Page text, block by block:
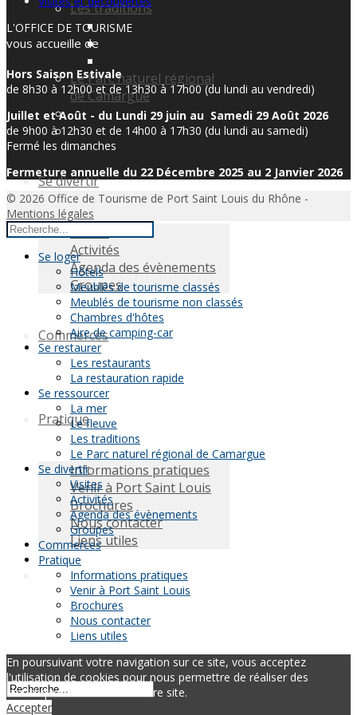
Les traditions
Le Parc naturel régional
de Camargue
Se divertir
Visites
Activités
Agenda des évènements
Groupes
Commerces
Pratique
Informations pratiques
Venir à Port Saint Louis
Brochures
Nous contacter
Liens utiles
L'OFFICE DE TOURISME
vous accueille de
Hors Saison Estivale
de 8h30 à 12h00 et de 13h30 à 17h00 (du lundi au vendredi)
Juillet et Août - du Lundi 29 juin au Samedi 29 Août 2026
de 9h00 à 12h30 et de 14h00 à 17h30 (du lundi au samedi)
Fermé les dimanches
Fermeture annuelle du 22 Décembre 2025 au 2 Janvier 2026
© 2026 Office de Tourisme de Port Saint Louis du Rhône -
Mentions légales
Se loger
Hôtels
Meublés de tourisme classés
Meublés de tourisme non classés
Chambres d'hôtes
Aire de camping-car
Se restaurer
Les restaurants
La restauration rapide
Se ressourcer
La mer
Le fleuve
Les traditions
Le Parc naturel régional de Camargue
Se divertir
Visites
Activités
Agenda des évènements
Groupes
Commerces
Pratique
Informations pratiques
Venir à Port Saint Louis
Brochures
Nous contacter
Liens utiles
En poursuivant votre navigation sur ce site, vous acceptez
l'utilisation de cookies pour nous permettre de réaliser des
statistiques de visites de notre site.
Accepter